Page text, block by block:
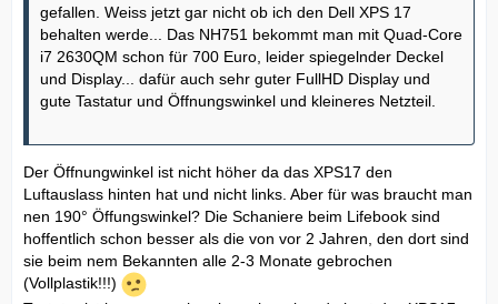
gefallen. Weiss jetzt gar nicht ob ich den Dell XPS 17
behalten werde... Das NH751 bekommt man mit Quad-Core
i7 2630QM schon für 700 Euro, leider spiegelnder Deckel
und Display... dafür auch sehr guter FullHD Display und
gute Tastatur und Öffnungswinkel und kleineres Netzteil.
Der Öffnungwinkel ist nicht höher da das XPS17 den
Luftauslass hinten hat und nicht links. Aber für was braucht man
nen 190° Öffungswinkel? Die Schaniere beim Lifebook sind
hoffentlich schon besser als die von vor 2 Jahren, den dort sind
sie beim nem Bekannten alle 2-3 Monate gebrochen
(Vollplastik!!!)